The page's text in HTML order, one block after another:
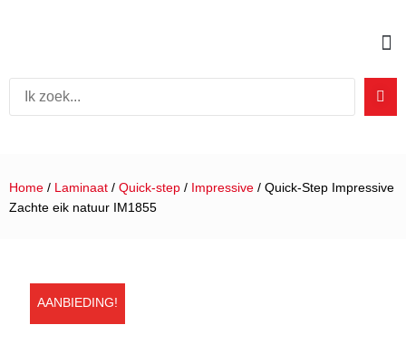
Home / Laminaat / Quick-step / Impressive / Quick-Step Impressive
Zachte eik natuur IM1855
AANBIEDING!